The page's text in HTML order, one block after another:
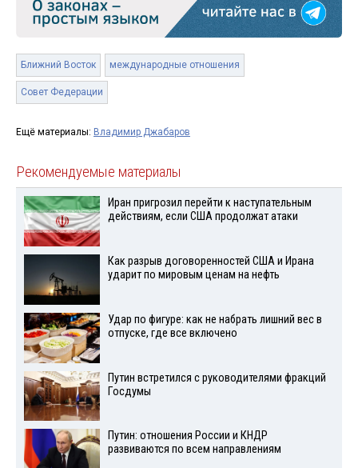
Ближний Восток международные отношения
Совет Федерации
Ещё материалы: Владимир Джабаров
Рекомендуемые материалы
Иран пригрозил перейти к наступательным
действиям, если США продолжат атаки
Как разрыв договоренностей США и Ирана
ударит по мировым ценам на нефть
Удар по фигуре: как не набрать лишний вес в
отпуске, где все включено
Путин встретился с руководителями фракций
Госдумы
Путин: отношения России и КНДР
развиваются по всем направлениям